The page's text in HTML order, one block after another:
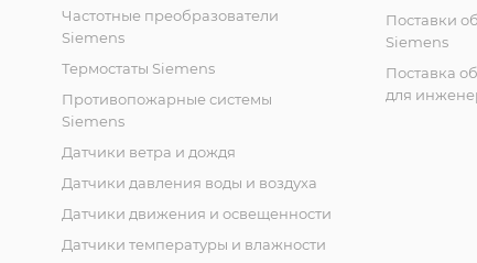
Частотные преобразователи
Siemens
Термостаты Siemens
Противопожарные системы
Siemens
Датчики ветра и дождя
Датчики давления воды и воздуха
Датчики движения и освещенности
Датчики температуры и влажности
Поставки
Siemens
Поставка
для